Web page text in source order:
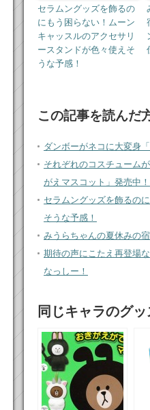
セラムングッズを飾るの
にもう困らない！ムーン
キャッスルのアクセサリ
ースタンドが色々使えそ
うな予感！
この記事を読んだ
ダンボーがネコに大変身
それぞれのコスチューム
がえマスコット」発売中！
セラムングッズを飾るの
そうな予感！
みうらちゃんの夏休みの
期待の声にこたえ再登場
なっしー！
同じキャラのグッ